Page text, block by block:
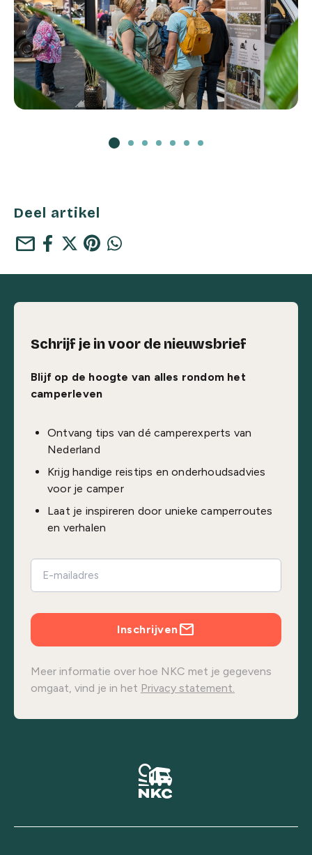
Deel artikel
mail
Schrijf je in voor de nieuwsbrief
Blijf op de hoogte van alles rondom het
camperleven
Ontvang tips van dé camperexperts van
Nederland
Krijg handige reistips en onderhoudsadvies
voor je camper
Laat je inspireren door unieke camperroutes
en verhalen
Inschrijven
Meer informatie over hoe NKC met je gegevens
omgaat, vind je in het Privacy statement.